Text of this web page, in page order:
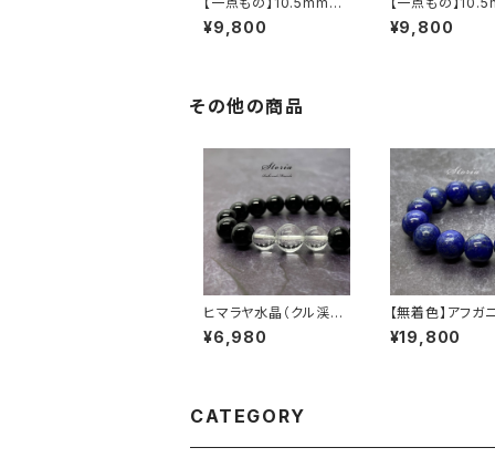
ダガスカル産 ディープ・
ローズクォーツ ブレス
¥9,800
ダガスカル産 虹
イリスローズク
¥9,800
その他の商品
ヒマラヤ水晶（クル渓谷
産）×モリオン ブレスレ
ット
¥6,980
【無着色】アフガ
産 11ｍｍラピズ
ブレスレット
¥19,800
CATEGORY